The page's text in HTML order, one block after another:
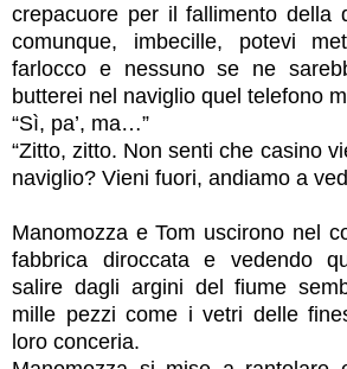
crepacuore per il fallimento della
comunque, imbecille, potevi
farlocco e nessuno se ne
butterei nel naviglio quel telefono
“Sì, pa’, ma…”
“Zitto, zitto. Non senti che casino
naviglio? Vieni fuori, andiamo a
Manomozza e Tom uscirono nel
fabbrica diroccata e vedendo
salire dagli argini del fiume
mille pezzi come i vetri delle
loro conceria.